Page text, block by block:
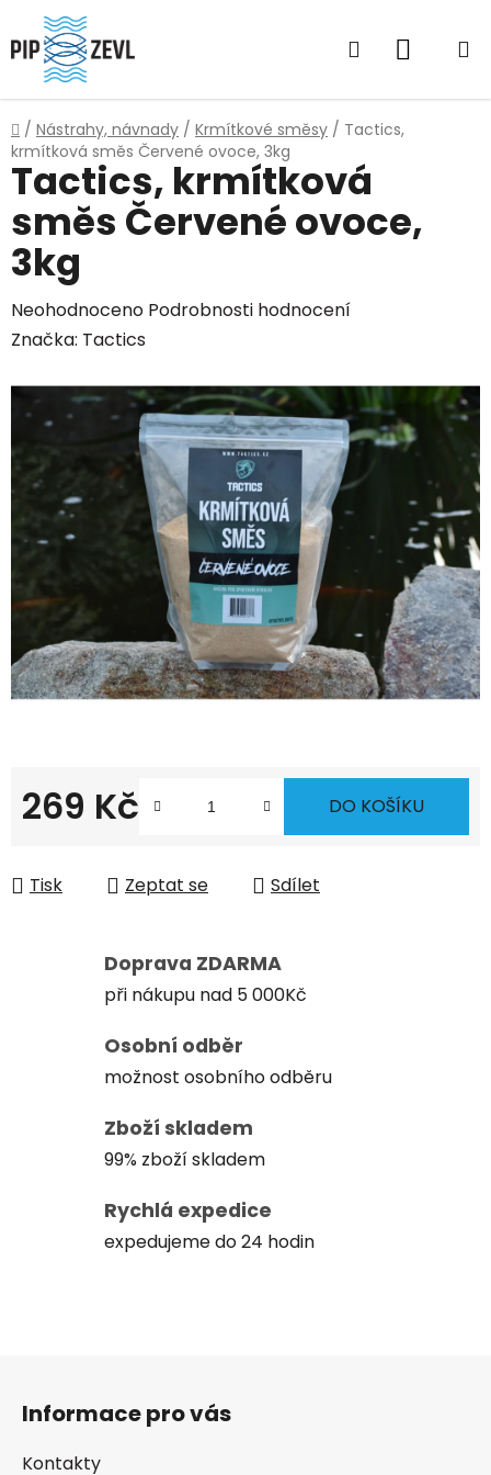
Přejít
na
obsah
Hledat
Domů
/ Nástrahy, návnady / Krmítkové směsy / Tactics,
krmítková směs Červené ovoce, 3kg
269 Kč DO KOŠÍKU
Tisk Zeptat se Sdílet
Tactics, krmítková
směs Červené ovoce,
3kg
Průměrné
hodnocení
z
5
hvězdiček.
Neohodnoceno Podrobnosti hodnocení
Značka: Tactics
Doprava ZDARMA
při nákupu nad 5 000Kč
Osobní odběr
možnost osobního odběru
Zboží skladem
99% zboží skladem
Rychlá expedice
expedujeme do 24 hodin
Informace pro vás
Kontakty